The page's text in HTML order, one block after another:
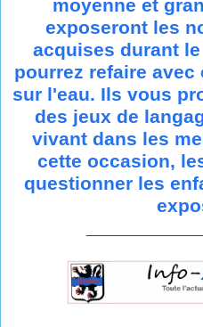
moyenne et
exposeront les
acquises durant
pourrez refaire
sur l'eau. Ils vous
des jeux de
vivant dans les
cette occasion,
questionner les